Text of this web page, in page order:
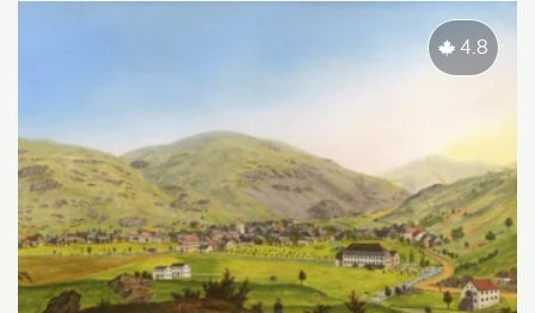
4.8